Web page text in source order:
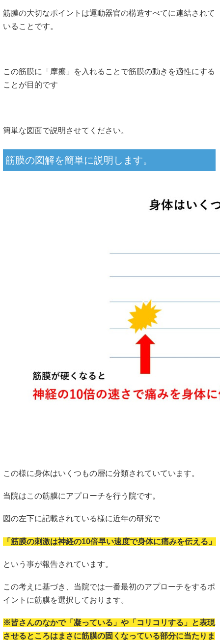
筋膜の大切なポイントは運動器官の構造すべてに連結されて
いることです。
この筋膜に「摩擦」を入れることで筋膜の動きを適性にする
ことが目的です
簡単な図面で説明させてください。
筋膜の図解を簡単に説明します。
この様に身体はいくつもの層に分類されていています。
当院はこの筋膜にアプローチを行う院です。
図の左下に記載されている様に近年の研究で
「筋膜の刺激は神経の10倍早い速度で身体に痛みを伝える」
という事が報告されています。
この考えに基づき、当院では一番最初のアプローチをするポ
イントに筋膜を選択しております。
※皆さんのなかで「凝っている」や「コリコリする」と表現
させるところはまさに筋膜の固くなっている部分に当たりま